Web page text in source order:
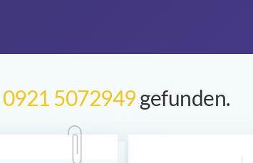
0921 5072949gefunden.